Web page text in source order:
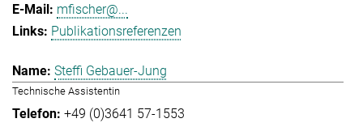
mfischer@...
Publikationsreferenzen
Steffi Gebauer-Jung
Technische Assistentin
+49 (0)3641 57-1553